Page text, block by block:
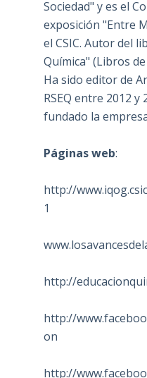
Sociedad" y es el
exposición "Entre
el CSIC. Autor del
Química" (Libros
Ha sido editor de
RSEQ entre 2012 y
fundado la
Páginas web:
http://
1
http://
http://
on
http://